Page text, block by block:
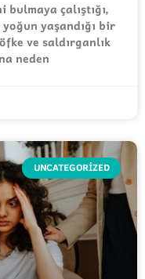
çalıştığı,
yaşandığı bir
ve saldırganlık
neden
UNCATEGORIZED